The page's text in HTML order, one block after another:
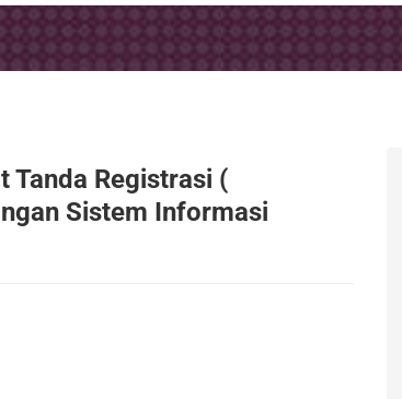
Tanda Registrasi (
Sistem Informasi